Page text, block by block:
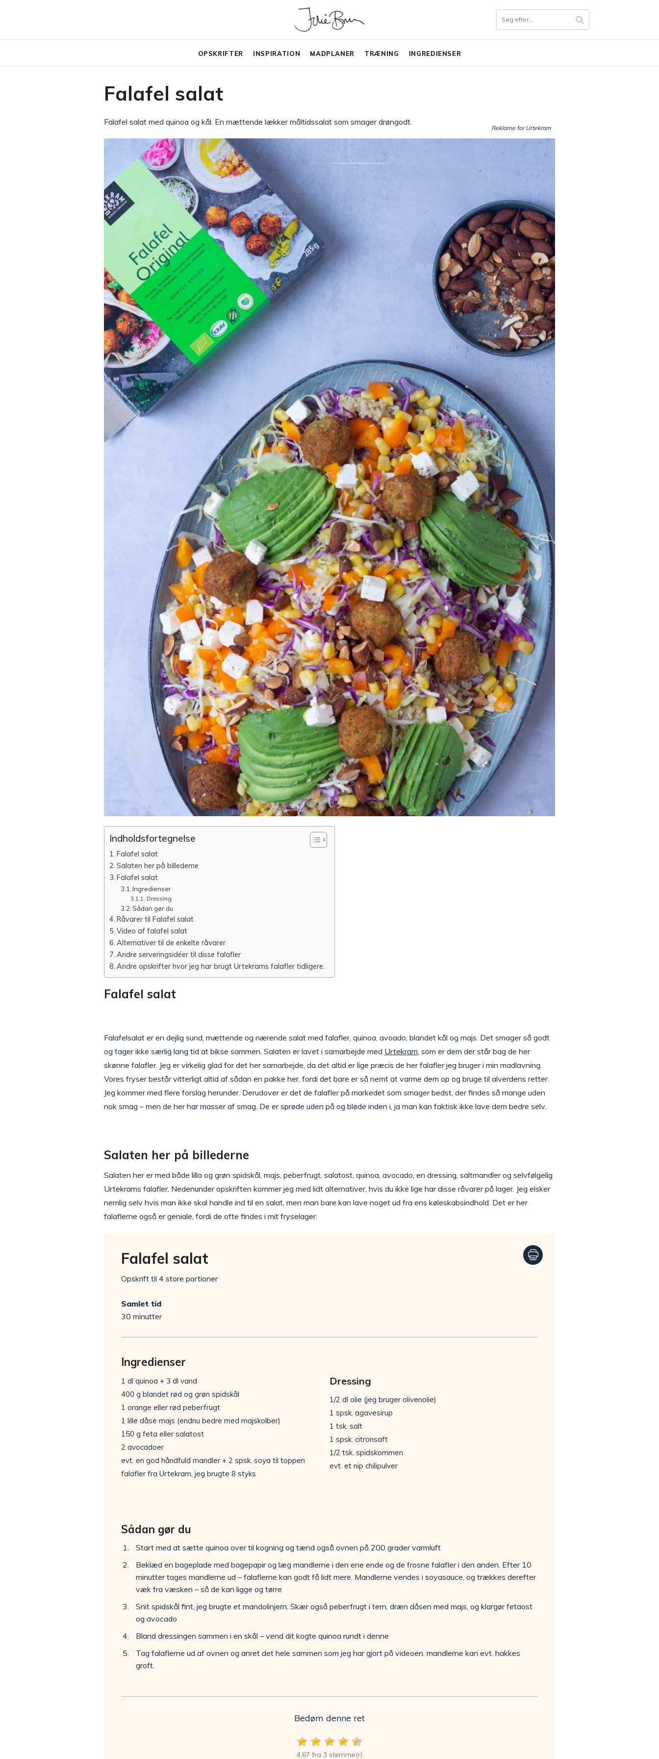
OPSKRIFTER INSPIRATION MADPLANER TRÆNING INGREDIENSER
Falafel salat
Reklame for Urtekram
Falafel salat med quinoa og kål. En mættende lækker måltidssalat som smager drøngodt.
Indholdsfortegnelse
Falafel salat
Salaten her på billederne
Falafel salat
Ingredienser
Dressing
Sådan gør du
Råvarer til Falafel salat
Video af falafel salat
Alternativer til de enkelte råvarer
Andre serveringsidéer til disse falafler
Andre opskrifter hvor jeg har brugt Urtekrams falafler tidligere.
Falafel salat
Falafelsalat er en dejlig sund, mættende og nærende salat med falafler, quinoa, avoado, blandet kål og majs. Det smager så godt
og tager ikke særlig lang tid at bikse sammen. Salaten er lavet i samarbejde med Urtekram, som er dem der står bag de her
skønne falafler. Jeg er virkelig glad for det her samarbejde, da det altid er lige præcis de her falafler jeg bruger i min madlavning.
Vores fryser består vitterligt altid af sådan en pakke her, fordi det bare er så nemt at varme dem op og bruge til alverdens retter.
Jeg kommer med flere forslag herunder. Derudover er det de falafler på markedet som smager bedst, der findes så mange uden
nok smag – men de her har masser af smag. De er sprøde uden på og bløde inden i, ja man kan faktisk ikke lave dem bedre selv.
Salaten her på billederne
Salaten her er med både lilla og grøn spidskål, majs, peberfrugt, salatost, quinoa, avocado, en dressing, saltmandler og selvfølgelig
Urtekrams falafler. Nedenunder opskriften kommer jeg med lidt alternativer, hvis du ikke lige har disse råvarer på lager. Jeg elsker
nemlig selv hvis man ikke skal handle ind til en salat, men man bare kan lave noget ud fra ens køleskabsindhold. Det er her
falaflerne også er geniale, fordi de ofte findes i mit fryselager.
Falafel salat
Opskrift til 4 store portioner
Samlet tid
30 minutter
Ingredienser
1 dl quinoa + 3 dl vand
400 g blandet rød og grøn spidskål
1 orange eller rød peberfrugt
1 lille dåse majs (endnu bedre med majskolber)
150 g feta eller salatost
2 avocadoer
evt. en god håndfuld mandler + 2 spsk. soya til toppen
falafler fra Urtekram, jeg brugte 8 styks
Dressing
1/2 dl olie (jeg bruger olivenolie)
1 spsk. agavesirup
1 tsk. salt
1 spsk. citronsaft
1/2 tsk. spidskommen
evt. et nip chilipulver
Sådan gør du
Start med at sætte quinoa over til kogning og tænd også ovnen på 200 grader varmluft
Beklæd en bageplade med bagepapir og læg mandlerne i den ene ende og de frosne falafler i den anden. Efter 10
minutter tages mandlerne ud – falaflerne kan godt få lidt mere. Mandlerne vendes i soyasauce, og trækkes derefter
væk fra væsken – så de kan ligge og tørre
Snit spidskål fint, jeg brugte et mandolinjern. Skær også peberfrugt i tern, dræn dåsen med majs, og klargør fetaost
og avocado
Bland dressingen sammen i en skål – vend dit kogte quinoa rundt i denne
Tag falaflerne ud af ovnen og anret det hele sammen som jeg har gjort på videoen. mandlerne kan evt. hakkes
groft.
Bedøm denne ret
4,67 fra 3 stemme(r)